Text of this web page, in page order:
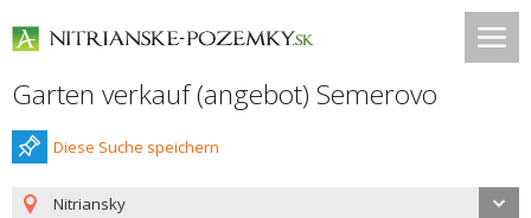
Garten verkauf (angebot) Semerovo
Diese Suche speichern
Nitriansky